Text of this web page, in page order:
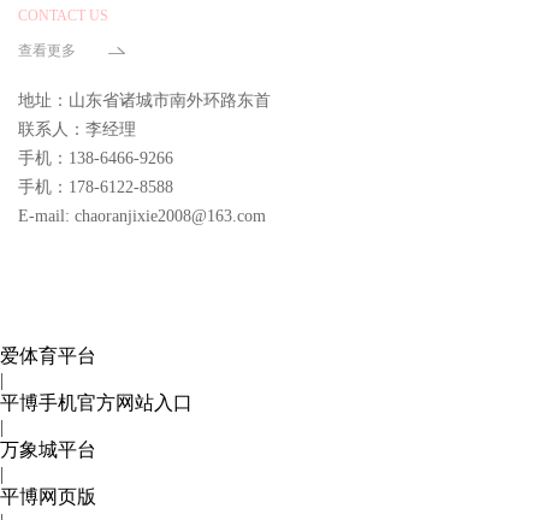
CONTACT US
查看更多
地址：山东省诸城市南外环路东首
联系人：李经理
手机：138-6466-9266
手机：178-6122-8588
E-mail: chaoranjixie2008@163.com
爱体育平台
|
平博手机官方网站入口
|
万象城平台
|
平博网页版